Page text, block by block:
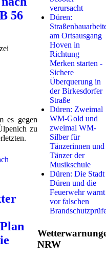
56
es gegen
zu
verursacht
Düren:
am Ortsausgang
Hoven in
Richtung
Merken starten -
Sichere
Überquerung in
der Birkesdorfer
Straße
Düren: Zweimal
WM-Gold und
zweimal WM-
Silber für
Tänzerinnen und
Tänzer der
Musikschule
Düren: Die Stadt
Düren und die
Feuerwehr warnt
vor falschen
NRW